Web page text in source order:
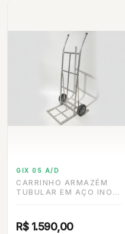
GIX 05 A/D
CARRINHO ARMAZÉM
TUBULAR EM AÇO INOX
DE ALUMÍNIO.
R$ 1.590,00